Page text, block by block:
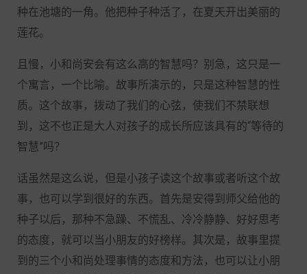
种在池塘的一角。他把种子种活了，在夏天开出美丽的
莲花。
且慢，小和尚安会有这么高的智慧吗？别急，这只是一
个寓言，一个比喻。故事所演示的，只是这种智慧的性
质。这个故事，拨动了我们的心弦，使我们不禁联想
到，这不也正是大人对孩子的成长所应该具有的“等待的
智慧”吗？
话虽然是这么说，但是小孩子读这个故事或者听这个故
事，也可以学到很好的东西。首先是安得到师父给他的
种子以后，那种不急躁、不慌乱、冷冷静静、好好思考
的态度，就可以当小朋友的好榜样。其次是，故事里提
到的三个小和尚处理事情的态度和方法，也可以让小朋